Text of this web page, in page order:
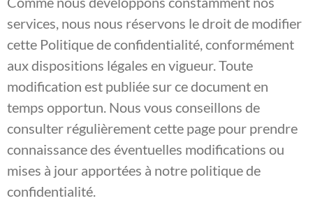
services, nous nous réservons le droit de modifier
cette Politique de confidentialité, conformément
aux dispositions légales en vigueur. Toute
modification est publiée sur ce document en
temps opportun. Nous vous conseillons de
consulter régulièrement cette page pour prendre
connaissance des éventuelles modifications ou
mises à jour apportées à notre politique de
confidentialité.